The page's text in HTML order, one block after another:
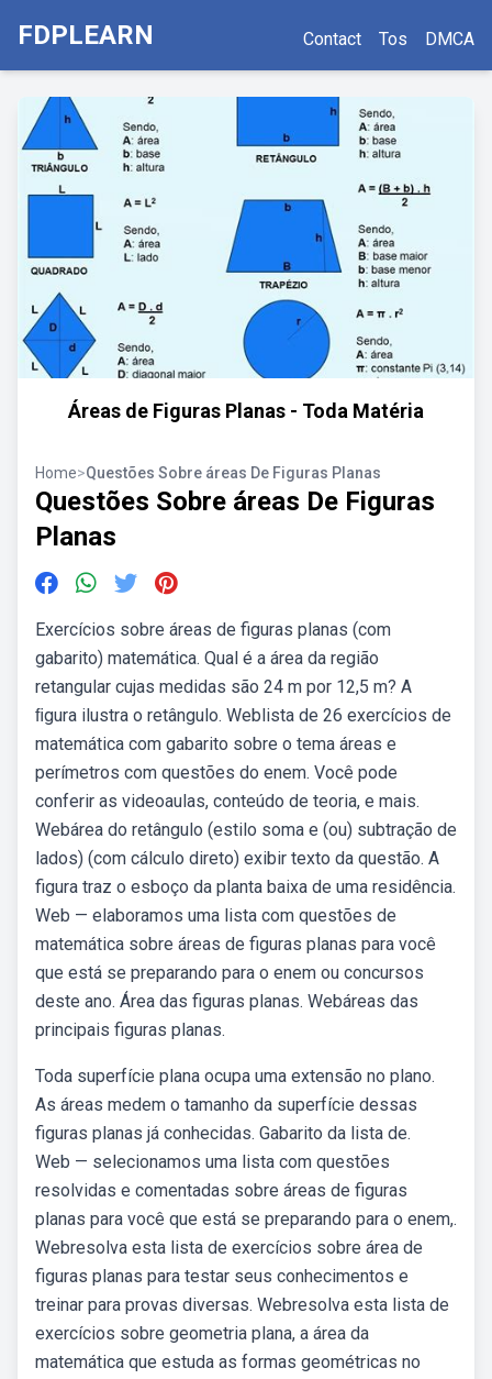
FDPLEARN Contact Tos DMCA
Áreas de Figuras Planas - Toda Matéria
Home>Questões Sobre áreas De Figuras Planas
Questões Sobre áreas De Figuras
Planas
Exercícios sobre áreas de figuras planas (com
gabarito) matemática. Qual é a área da região
retangular cujas medidas são 24 m por 12,5 m? A
ﬁgura ilustra o retângulo. Weblista de 26 exercícios de
matemática com gabarito sobre o tema áreas e
perímetros com questões do enem. Você pode
conferir as videoaulas, conteúdo de teoria, e mais.
Webárea do retângulo (estilo soma e (ou) subtração de
lados) (com cálculo direto) exibir texto da questão. A
figura traz o esboço da planta baixa de uma residência.
Web — elaboramos uma lista com questões de
matemática sobre áreas de figuras planas para você
que está se preparando para o enem ou concursos
deste ano. Área das figuras planas. Webáreas das
principais figuras planas.
Toda superfície plana ocupa uma extensão no plano.
As áreas medem o tamanho da superfície dessas
figuras planas já conhecidas. Gabarito da lista de.
Web — selecionamos uma lista com questões
resolvidas e comentadas sobre áreas de figuras
planas para você que está se preparando para o enem,.
Webresolva esta lista de exercícios sobre área de
figuras planas para testar seus conhecimentos e
treinar para provas diversas. Webresolva esta lista de
exercícios sobre geometria plana, a área da
matemática que estuda as formas geométricas no